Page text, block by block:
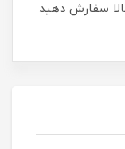
سفارش دهید